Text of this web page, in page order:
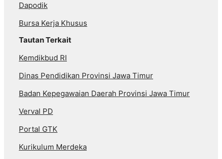
Dapodik
Bursa Kerja Khusus
Tautan Terkait
Kemdikbud RI
Dinas Pendidikan Provinsi Jawa Timur
Badan Kepegawaian Daerah Provinsi Jawa Timur
Verval PD
Portal GTK
Kurikulum Merdeka